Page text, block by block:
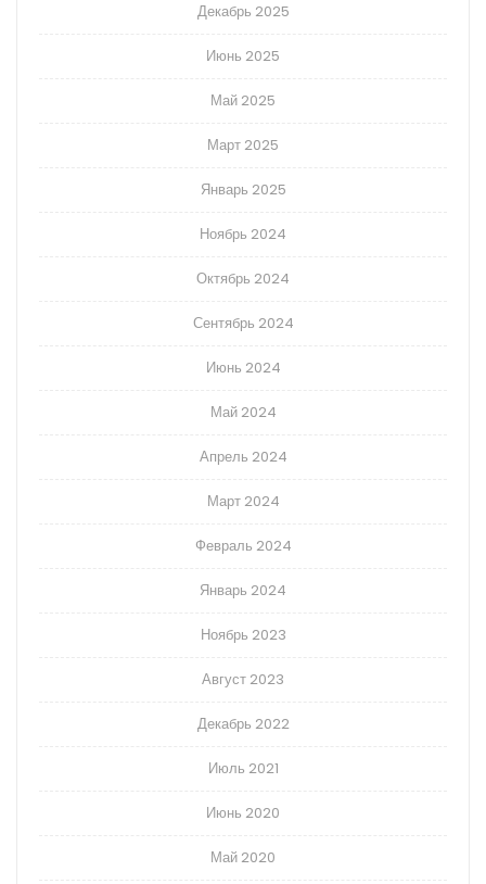
Декабрь 2025
Июнь 2025
Май 2025
Март 2025
Январь 2025
Ноябрь 2024
Октябрь 2024
Сентябрь 2024
Июнь 2024
Май 2024
Апрель 2024
Март 2024
Февраль 2024
Январь 2024
Ноябрь 2023
Август 2023
Декабрь 2022
Июль 2021
Июнь 2020
Май 2020